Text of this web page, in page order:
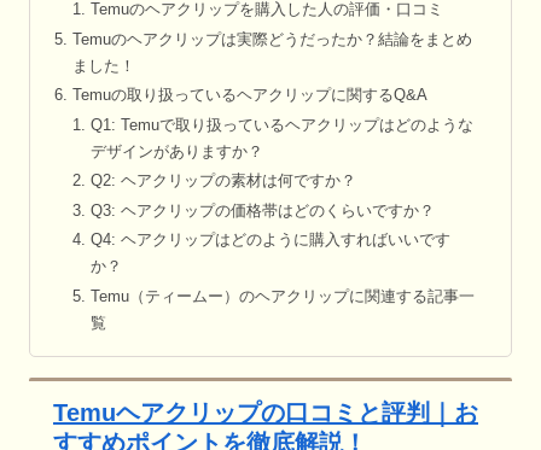
Temuのヘアクリップを購入した人の評価・口コミ
Temuのヘアクリップは実際どうだったか？結論をまとめ
ました！
Temuの取り扱っているヘアクリップに関するQ&A
Q1: Temuで取り扱っているヘアクリップはどのような
デザインがありますか？
Q2: ヘアクリップの素材は何ですか？
Q3: ヘアクリップの価格帯はどのくらいですか？
Q4: ヘアクリップはどのように購入すればいいです
か？
Temu（ティームー）のヘアクリップに関連する記事一
覧
Temuヘアクリップの口コミと評判｜お
すすめポイントを徹底解説！